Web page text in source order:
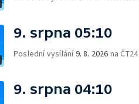
9. srpna 05:10
Poslední vysílání9. 8. 2026 na ČT24
9. srpna 04:10